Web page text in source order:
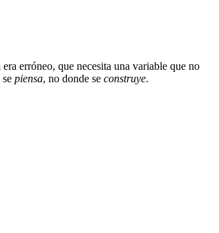
erróneo, que necesita una variable que no
piensa, no donde se construye.